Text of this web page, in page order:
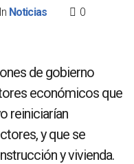
In Noticias
0
de gobierno
económicos que
reiniciarían
y que se
y vivienda.